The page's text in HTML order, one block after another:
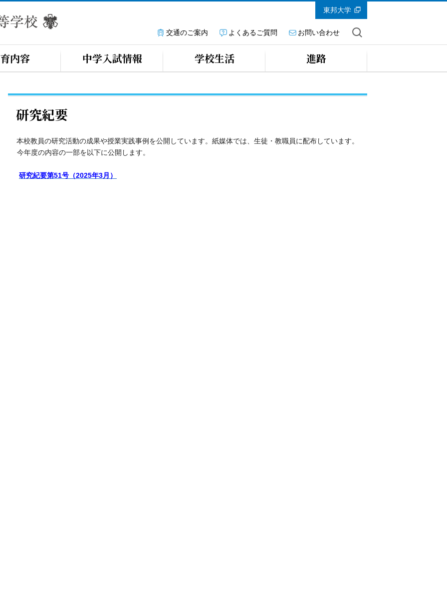
東邦大学
交通のご案内 よくあるご質問 お問い合わせ
内容 中学入試情報 学校生活 進路
研究紀要
本校教員の研究活動の成果や授業実践事例を公開しています。 紙媒体では、生徒・教職員に配布しています。
今年度の内容の一部を以下に公開します。
研究紀要第51号（2025年3月）